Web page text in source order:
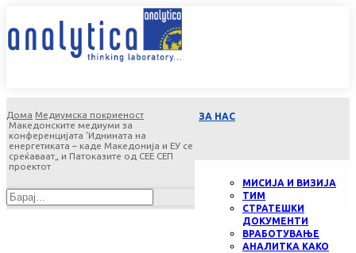
ЗА НАС
МИСИЈА И ВИЗИЈА
ТИМ
СТРАТЕШКИ
ДОКУМЕНТИ
ВРАБОТУВАЊЕ
АНАЛИТКА КАКО
Дома Медиумска покриеност
Македонските медиуми за
конференцијата 'Иднината на
енергетиката – каде Македонија и ЕУ се
среќаваат„ и Патоказите од СЕЕ СЕП
проектот